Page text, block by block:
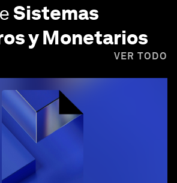
Sistemas
y Monetarios
VER TODO